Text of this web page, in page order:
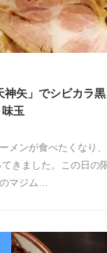
矢」でシビカラ黒
玉
メンが食べたくなり
てきました。この日の
マジム…